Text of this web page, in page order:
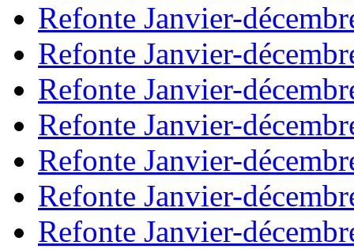
Refonte Janvier-
Refonte Janvier-
Refonte Janvier-
Refonte Janvier-
Refonte Janvier-
Refonte Janvier-
Refonte Janvier-